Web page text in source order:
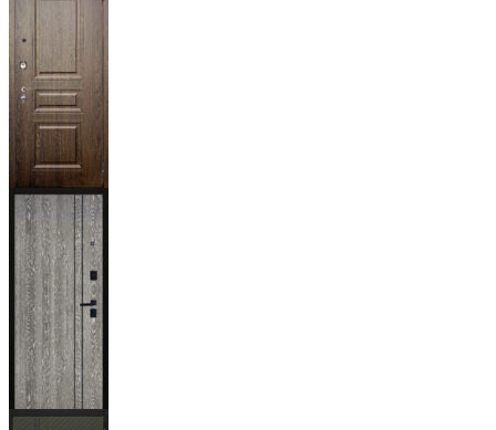
Магистр
Дуб кантри
тёмный